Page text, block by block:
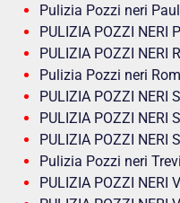
Pulizia Pozzi neri
PULIZIA POZZI NERI
PULIZIA POZZI NERI
Pulizia Pozzi neri
PULIZIA POZZI NERI
PULIZIA POZZI NERI
PULIZIA POZZI NERI
Pulizia Pozzi neri
PULIZIA POZZI NERI